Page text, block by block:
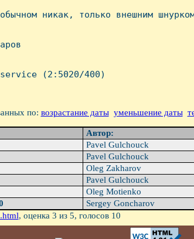
никак, только внешним
(2:5020/400)
по: возрастание даты уменьшение даты
Автор:
Pavel Gulchouck
Pavel Gulchouck
Oleg Zakharov
Pavel Gulchouck
Oleg Motienko
Sergey Goncharov
, оценка 3 из 5, голосов 10